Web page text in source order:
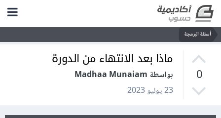
أسئلة البرمجة
0
ماذا بعد الانتهاء من الدورة
بواسطة Madhaa Munaiam
23 يوليو 2023